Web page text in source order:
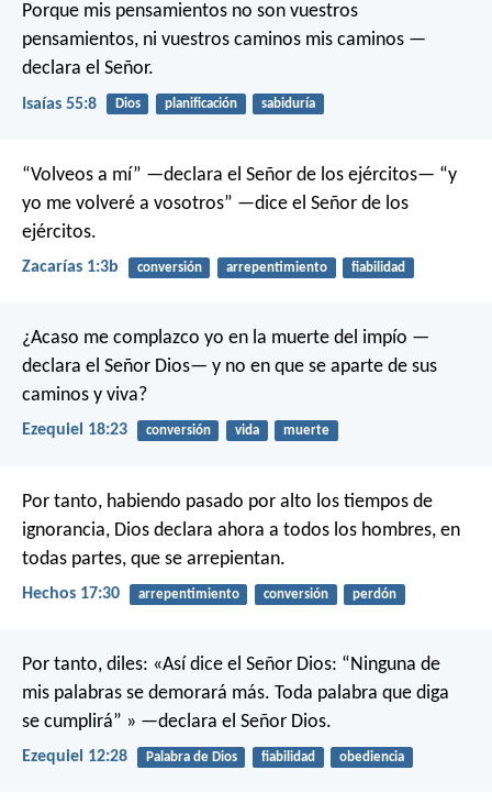
Porque mis pensamientos no son vuestros
pensamientos, ni vuestros caminos mis caminos —
declara el Señor.
Isaías 55:8 Dios planificación sabiduría
“Volveos a mí” —declara el Señor de los ejércitos— “y
yo me volveré a vosotros” —dice el Señor de los
ejércitos.
Zacarías 1:3b conversión arrepentimiento fiabilidad
¿Acaso me complazco yo en la muerte del impío —
declara el Señor Dios— y no en que se aparte de sus
caminos y viva?
Ezequiel 18:23 conversión vida muerte
Por tanto, habiendo pasado por alto los tiempos de
ignorancia, Dios declara ahora a todos los hombres, en
todas partes, que se arrepientan.
Hechos 17:30 arrepentimiento conversión perdón
Por tanto, diles: «Así dice el Señor Dios: “Ninguna de
mis palabras se demorará más. Toda palabra que diga
se cumplirá” » —declara el Señor Dios.
Ezequiel 12:28 Palabra de Dios fiabilidad obediencia